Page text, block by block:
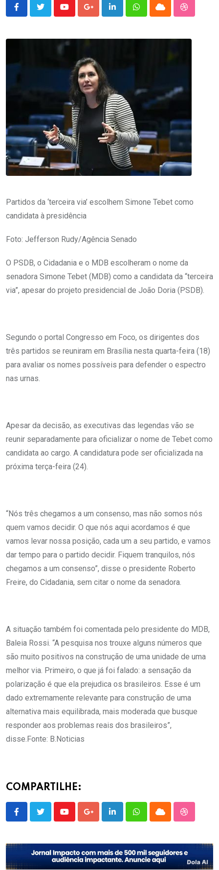
YoutubeGoogle+LinkedInWhatsappCloud
Partidos da ‘terceira via’ escolhem Simone Tebet como
candidata à presidência
Foto: Jefferson Rudy/Agência Senado
O PSDB, o Cidadania e o MDB escolheram o nome da
senadora Simone Tebet (MDB) como a candidata da “terceira
via”, apesar do projeto presidencial de João Doria (PSDB).
Segundo o portal Congresso em Foco, os dirigentes dos
três partidos se reuniram em Brasília nesta quarta-feira (18)
para avaliar os nomes possíveis para defender o espectro
nas urnas.
Apesar da decisão, as executivas das legendas vão se
reunir separadamente para oficializar o nome de Tebet como
candidata ao cargo. A candidatura pode ser oficializada na
próxima terça-feira (24).
“Nós três chegamos a um consenso, mas não somos nós
quem vamos decidir. O que nós aqui acordamos é que
vamos levar nossa posição, cada um a seu partido, e vamos
dar tempo para o partido decidir. Fiquem tranquilos, nós
chegamos a um consenso”, disse o presidente Roberto
Freire, do Cidadania, sem citar o nome da senadora.
A situação também foi comentada pelo presidente do MDB,
Baleia Rossi. “A pesquisa nos trouxe alguns números que
são muito positivos na construção de uma unidade de uma
melhor via. Primeiro, o que já foi falado: a sensação da
polarização é que ela prejudica os brasileiros. Esse é um
dado extremamente relevante para construção de uma
alternativa mais equilibrada, mais moderada que busque
responder aos problemas reais dos brasileiros”,
disse.Fonte: B.Noticias
COMPARTILHE:
YoutubeGoogle+LinkedInWhatsappCloud